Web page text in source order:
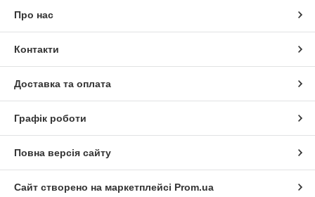
Про нас
Контакти
Доставка та оплата
Графік роботи
Повна версія сайту
Сайт створено на маркетплейсі Prom.ua